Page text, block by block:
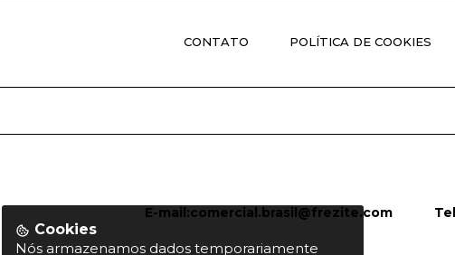
CONTATO POLÍTICA DE COOKIES
E-mail:comercial.brasil@frezite.com
Cookies
Nós armazenamos dados temporariamente